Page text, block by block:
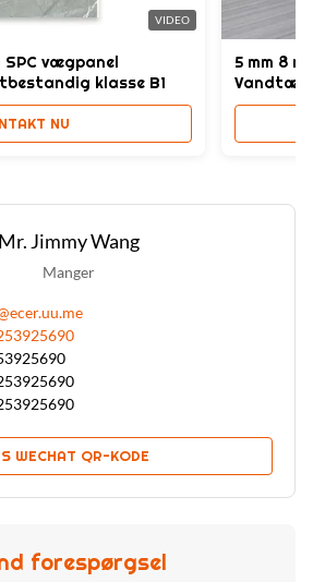
VIDEO
SPC vægpanel
klasse B1
NU
5 mm 8
Mr. Jimmy Wang
Manger
WECHAT QR-KODE
forespørgsel